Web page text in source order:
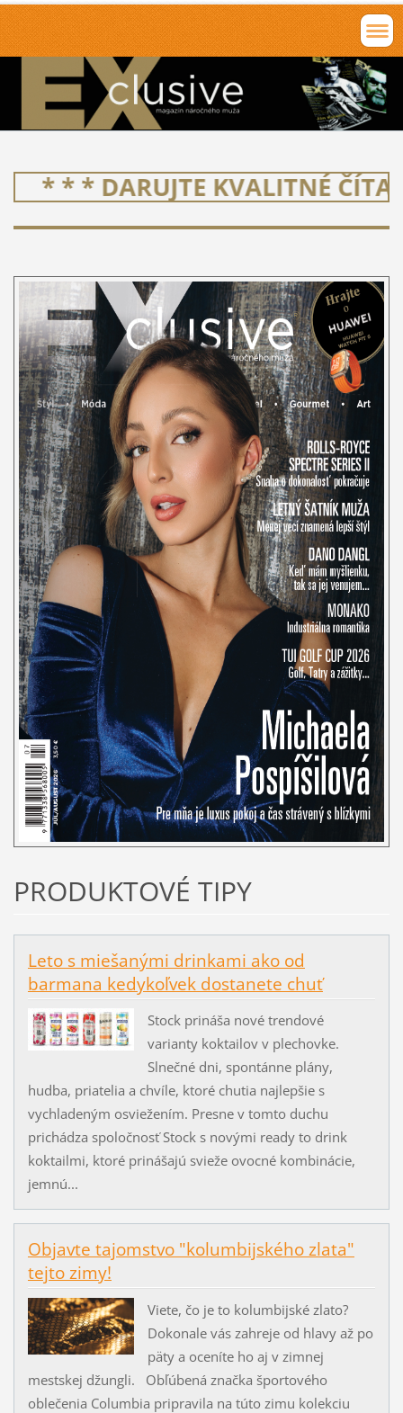
* * DARUJTE KVALITNÉ ČÍTANIE
PRODUKTOVÉ TIPY
Leto s miešanými drinkami ako od
barmana kedykoľvek dostanete chuť
Stock prináša nové trendové
varianty koktailov v plechovke.
Slnečné dni, spontánne plány,
hudba, priatelia a chvíle, ktoré chutia najlepšie s
vychladeným osviežením. Presne v tomto duchu
prichádza spoločnosť Stock s novými ready to drink
koktailmi, ktoré prinášajú svieže ovocné kombinácie,
jemnú...
Objavte tajomstvo "kolumbijského zlata"
tejto zimy!
Viete, čo je to kolumbijské zlato?
Dokonale vás zahreje od hlavy až po
päty a oceníte ho aj v zimnej
mestskej džungli. Obľúbená značka športového
oblečenia Columbia pripravila na túto zimu kolekciu